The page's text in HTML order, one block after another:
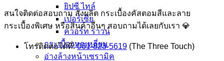
ยิปซี ไทล์
เปอร์เซีย
ควอร์ท ราวน์
กระเบื้องหกเหลี่ยม
อ่างล้างหน้าเซรามิค
สนใจติดต่อสอบถาม สั่งผลิต กระเบื้องคัสตอมสีและลาย
กระเบื้องพิเศษ หรือสินค้าอื่นๆ สอบถามได้เลยกับเรา 💎
โทรติดต่อได้ที่:061-823-5619 (The Three Touch)